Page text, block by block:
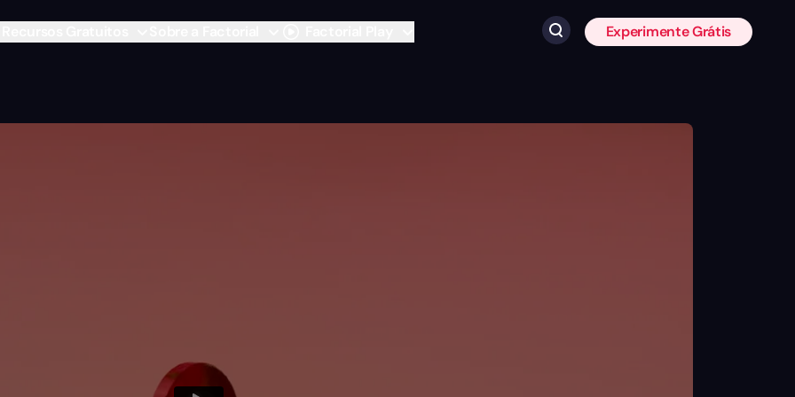
Clique para pesquisar
Experimente Grátis